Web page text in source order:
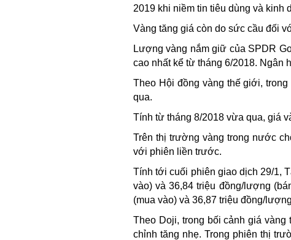
2019 khi niềm tin tiêu dùng và kinh
Vàng tăng giá còn do sức cầu đối
Lượng vàng nắm giữ của SPDR
cao nhất kể từ tháng 6/2018. Ngân
Theo Hội đồng vàng thế giới,
qua.
Tính từ tháng 8/2018 vừa qua, giá
Trên thị trường vàng trong nước
với phiên liền trước.
Tính tới cuối phiên giao dịch 29/1,
vào) và 36,84 triệu đồng/lượng
(mua vào) và 36,87 triệu đồng/
Theo Doji, trong bối cảnh giá
chỉnh tăng nhẹ. Trong phiên thị